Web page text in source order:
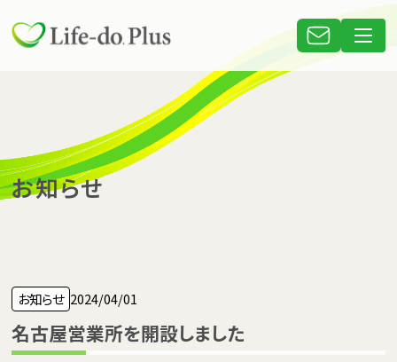
お知らせ
お知らせ 2024/04/01
名古屋営業所を開設しました